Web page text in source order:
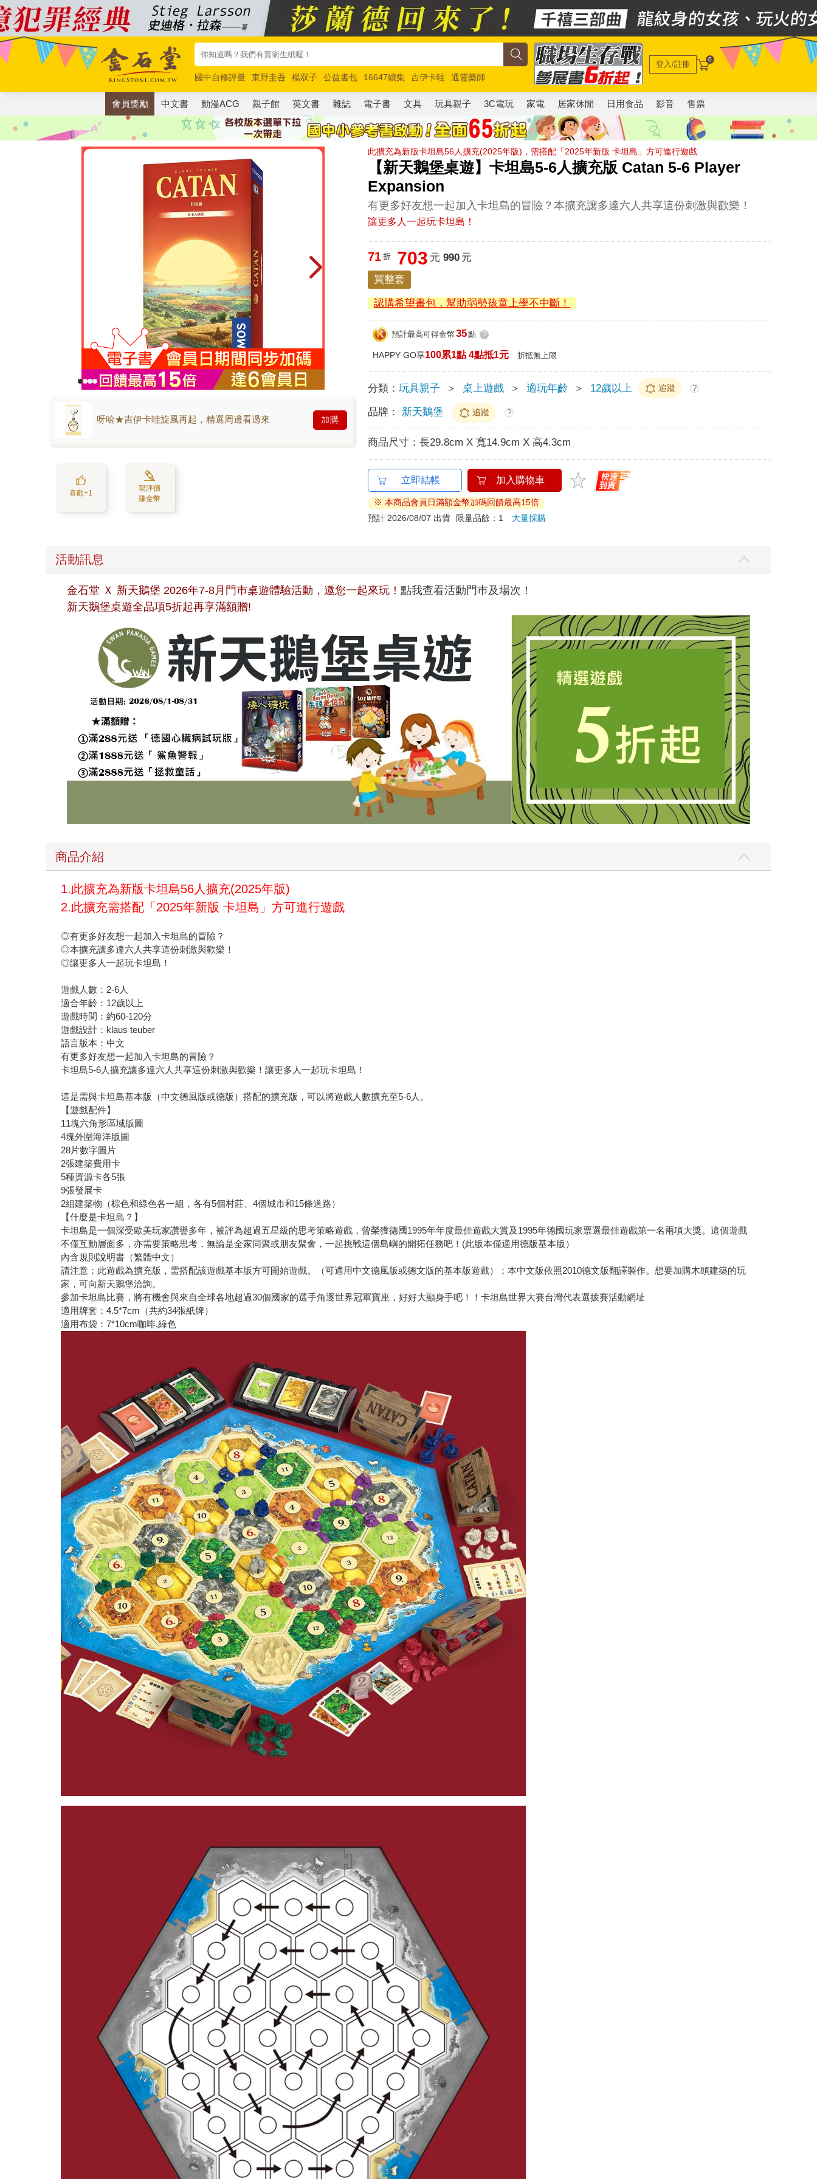
國中自修評量 東野圭吾 楊双子 公益書包 16647續集 吉伊卡哇
通靈藥師
唯紅花綻放
奧德賽 路邊攤新作 馬斯克 玩具總動員5 超慢跑
登入/註冊 0
會員獎勵 中文書 動漫ACG 親子館 英文書 雜誌 電子書 文具 玩具親子 3C電玩 家電 居家休閒 日用食品 影音 售票
此擴充為新版卡坦島56人擴充(2025年版)，需搭配「2025年新版 卡坦島」方可進行遊戲
【新天鵝堡桌遊】卡坦島5-6人擴充版 Catan 5-6 Player
Expansion
有更多好友想一起加入卡坦島的冒險？本擴充讓多達六人共享這份刺激與歡樂！
讓更多人一起玩卡坦島！
呀哈★吉伊卡哇旋風再起，精選周邊看過來 加購
喜歡+1
寫評價
賺金幣
71 折 703 元 990元
買整套
認購希望書包，幫助弱勢孩童上學不中斷！
預計最高可得金幣 35點 ?
HAPPY GO享100累1點 4點抵1元 折抵無上限
分類：玩具親子 ＞ 桌上遊戲 ＞ 適玩年齡 ＞ 12歲以上 追蹤 ?
品牌： 新天鵝堡 追蹤 ?
商品尺寸：長29.8cm X 寬14.9cm X 高4.3cm
立即結帳 加入購物車
※ 本商品會員日滿額金幣加碼回饋最高15倍
預計 2026/08/07 出貨
限量品餘：1 大量採購
活動訊息
金石堂 Ｘ 新天鵝堡 2026年7-8月門巿桌遊體驗活動，邀您一起來玩！點我查看活動門巿及場次！
新天鵝堡桌遊全品項5折起再享滿額贈!
商品介紹
1.此擴充為新版卡坦島56人擴充(2025年版)
2.此擴充需搭配「2025年新版 卡坦島」方可進行遊戲
◎有更多好友想一起加入卡坦島的冒險？
◎本擴充讓多達六人共享這份刺激與歡樂！
◎讓更多人一起玩卡坦島！
遊戲人數：2-6人
適合年齡：12歲以上
遊戲時間：約60-120分
遊戲設計：klaus teuber
語言版本：中文
有更多好友想一起加入卡坦島的冒險？
卡坦島5-6人擴充讓多達六人共享這份刺激與歡樂！讓更多人一起玩卡坦島！
這是需與卡坦島基本版（中文德風版或德版）搭配的擴充版，可以將遊戲人數擴充至5-6人。
【遊戲配件】
11塊六角形區域版圖
4塊外圍海洋版圖
28片數字圖片
2張建築費用卡
5種資源卡各5張
9張發展卡
2組建築物（棕色和綠色各一組，各有5個村莊、4個城市和15條道路）
【什麼是卡坦島？】
卡坦島是一個深受歐美玩家讚譽多年，被評為超過五星級的思考策略遊戲，曾榮獲德國1995年年度最佳遊戲大賞及1995年德國玩家票選最佳遊戲第一名兩項大獎。這個遊戲
不僅互動層面多，亦需要策略思考，無論是全家同聚或朋友聚會，一起挑戰這個島嶼的開拓任務吧！(此版本僅適用德版基本版）
內含規則說明書（繁體中文）
請注意：此遊戲為擴充版，需搭配該遊戲基本版方可開始遊戲。（可適用中文德風版或德文版的基本版遊戲）；本中文版依照2010德文版翻譯製作。想要加購木頭建築的玩
家，可向新天鵝堡洽詢。
參加卡坦島比賽，將有機會與來自全球各地超過30個國家的選手角逐世界冠軍寶座，好好大顯身手吧！！卡坦島世界大賽台灣代表選拔賽活動網址
適用牌套：4.5*7cm（共約34張紙牌）
適用布袋：7*10cm咖啡,綠色